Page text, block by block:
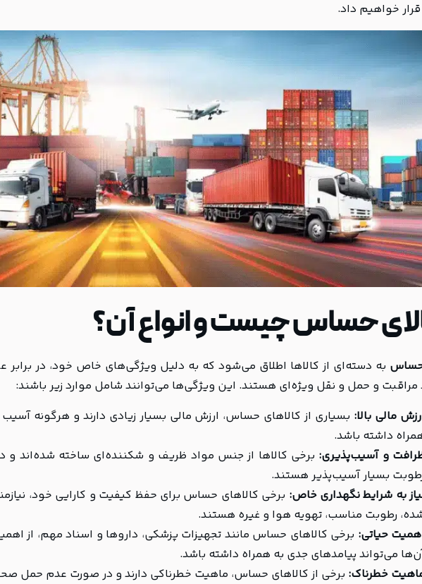
خواهیم داد.
حساس چیست و انواع آن؟
حساس به دسته‌ای از کالاها اطلاق می‌شود که به دلیل ویژگی‌های خاص خود، در
مراقبت و حمل و نقل ویژه‌ای هستند. این ویژگی‌ها می‌توانند شامل موارد زیر باشند:
مالی بالا: بسیاری از کالاهای حساس، ارزش مالی بسیار زیادی دارند و هرگونه
داشته باشد.
و آسیب‌پذیری: برخی کالاها از جنس مواد ظریف و شکننده‌ای ساخته شده‌اند و
بسیار آسیب‌پذیر هستند.
به شرایط نگهداری خاص: برخی کالاهای حساس برای حفظ کیفیت و کارایی خود،
رطوبت مناسب، تهویه هوا و غیره هستند.
حیاتی: برخی کالاهای حساس مانند تجهیزات پزشکی، داروها و اسناد مهم، از
می‌تواند پیامدهای جدی به همراه داشته باشد.
خطرناک: برخی از کالاهای حساس، ماهیت خطرناکی دارند و در صورت عدم حمل